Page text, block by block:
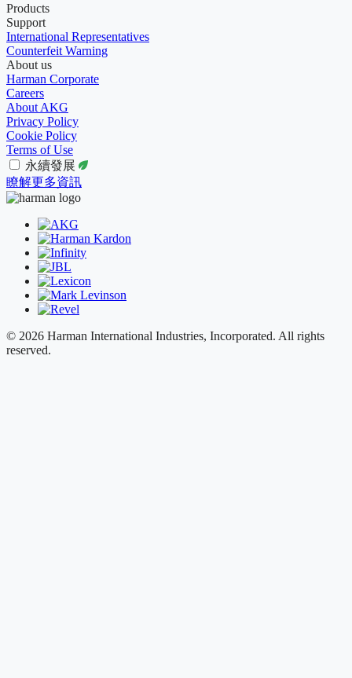
Products
Support
International Representatives
Counterfeit Warning
About us
Harman Corporate
Careers
About AKG
Privacy Policy
Cookie Policy
Terms of Use
永續發展
瞭解更多資訊
© 2026 Harman International Industries, Incorporated. All rights
reserved.